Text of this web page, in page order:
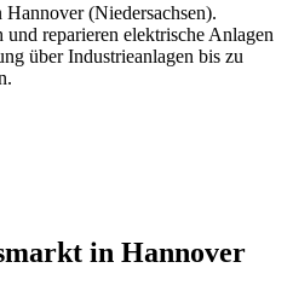
Hannover(Niedersachsen).
reparieren elektrische Anlagen
über Industrieanlagen bis zu
.
in Hannover